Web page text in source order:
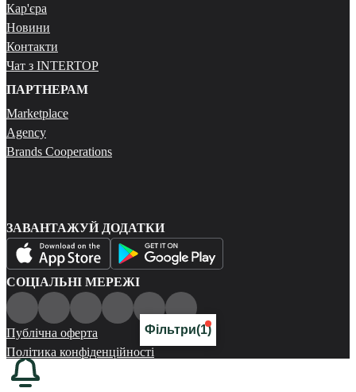
Фільтри(1)
Кар'єра
Новини
Контакти
Чат з INTERTOP
ПАРТНЕРАМ
Marketplace
Agency
Brands Cooperations
ЗАВАНТАЖУЙ ДОДАТКИ
СОЦІАЛЬНІ МЕРЕЖІ
Публічна оферта
Політика конфіденційності
Карта сайту
© 2026 Всі права захищені